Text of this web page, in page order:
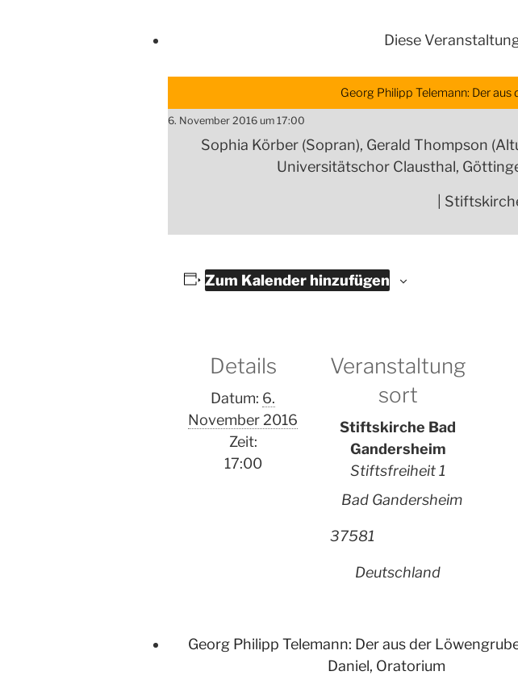
Diese
Georg Philipp Telemann: Der
6. November 2016 um 17:00
Sophia Körber (Sopran), Gerald Thompson
Universitätschor Clausthal,
|
Zum Kalender hinzufügen
Details
Datum: 6.
November 2016
Zeit:
17:00
Veranstaltung
sort
Stiftskirche Bad
Gandersheim
Stiftsfreiheit 1
Bad Gandersheim
37581
Deutschland
Georg Philipp Telemann: Der aus der
Daniel, Oratorium